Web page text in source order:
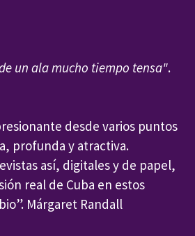
un ala mucho tiempo tensa".
desde varios puntos
profunda y atractiva.
así, digitales y de papel,
real de Cuba en estos
Márgaret Randall